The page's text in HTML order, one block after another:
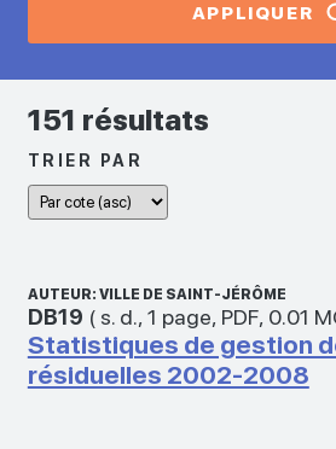
APPLIQUER
151 résultats
TRIER PAR
AUTEUR: VILLE DE SAINT-JÉRÔME
DB19 ( s. d., 1 page, PDF, 0.01
Statistiques de gestion
résiduelles 2002‑2008